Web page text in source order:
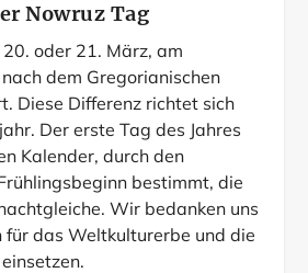
Nowruz Tag
oder 21. März, am
dem Gregorianischen
Diese Differenz richtet sich
Der erste Tag des Jahres
Kalender, durch den
bestimmt, die
Wir bedanken uns
für das Weltkulturerbe und die